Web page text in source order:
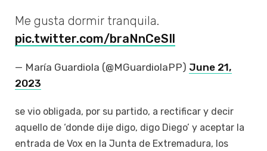
Me gusta dormir tranquila.
pic.twitter.com/braNnCeSIl
— María Guardiola (@MGuardiolaPP) June 21,
2023
se vio obligada, por su partido, a rectificar y decir
aquello de ‘donde dije digo, digo Diego’ y aceptar la
entrada de Vox en la Junta de Extremadura, los